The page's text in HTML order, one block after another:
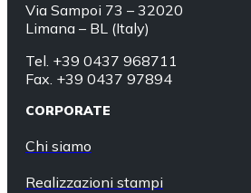
Via Sampoi 73 – 32020
Limana – BL (Italy)
Tel. +39 0437 968711
Fax. +39 0437 97894
CORPORATE
Chi siamo
Realizzazioni stampi